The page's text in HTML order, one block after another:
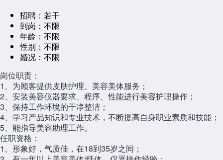
招聘： 若干
到岗： 不限
年龄： 不限
性别： 不限
婚况： 不限
岗位职责：
1、为顾客提供皮肤护理、美容美体服务；
2、安装美容仪器要求、程序、性能进行美容护理操作；
3、保持工作环境的干净整洁；
4、学习产品知识和专业技术，不断提高自身职业素质和技能；
5、能指导美容助理工作。
任职资格：
1、形象好，气质佳，在18到35岁之间；